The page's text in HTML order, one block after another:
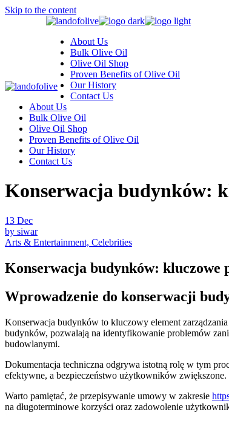
Skip to the content
About Us
Bulk Olive Oil
Olive Oil Shop
Proven Benefits of Olive Oil
Our History
Contact Us
About Us
Bulk Olive Oil
Olive Oil Shop
Proven Benefits of Olive Oil
Our History
Contact Us
Konserwacja budynków:
13 Dec
by siwar
Arts & Entertainment, Celebrities
Konserwacja budynków: kluczowe
Wprowadzenie do konserwacji
Konserwacja budynków to kluczowy element
budynków, pozwalają na identyfikowanie problemów
budowlanymi.
Dokumentacja techniczna odgrywa istotną rolę w tym
efektywne, a bezpieczeństwo użytkowników
Warto pamiętać, że przepisywanie umowy w zakresie
na długoterminowe korzyści oraz zadowolenie